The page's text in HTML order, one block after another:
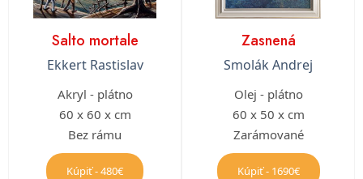
Salto mortale
Ekkert Rastislav
Akryl - plátno
60 x 60 x cm
Bez rámu
Kúpiť - 480€
Zasnená
Smolák Andrej
Olej - plátno
60 x 50 x cm
Zarámované
Kúpiť - 1690€